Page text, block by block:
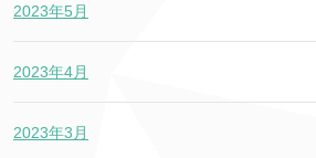
2023年5月
2023年4月
2023年3月